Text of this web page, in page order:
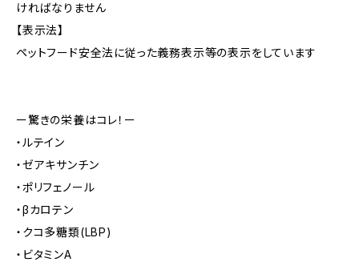
ければなりません
【表示法】
ペットフード安全法に従った義務表示等の表示をしています
ー驚きの栄養はコレ！ー
・ルテイン
・ゼアキサンチン
・ポリフェノール
・βカロテン
・クコ多糖類(LBP)
・ビタミンA